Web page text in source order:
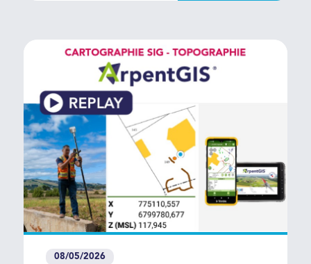
rapport qualité/prix.
08/05/2026